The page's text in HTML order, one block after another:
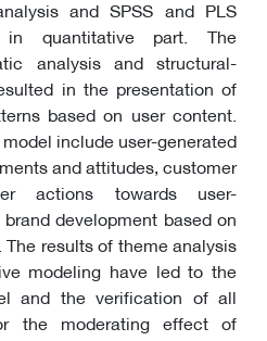
and SPSS and PLS
quantitative part. The
analysis and structural-
in the presentation of
based on user content.
include user-generated
and attitudes, customer
actions towards user-
development based on
results of theme analysis
modeling have led to the
and the verification of all
the moderating effect of